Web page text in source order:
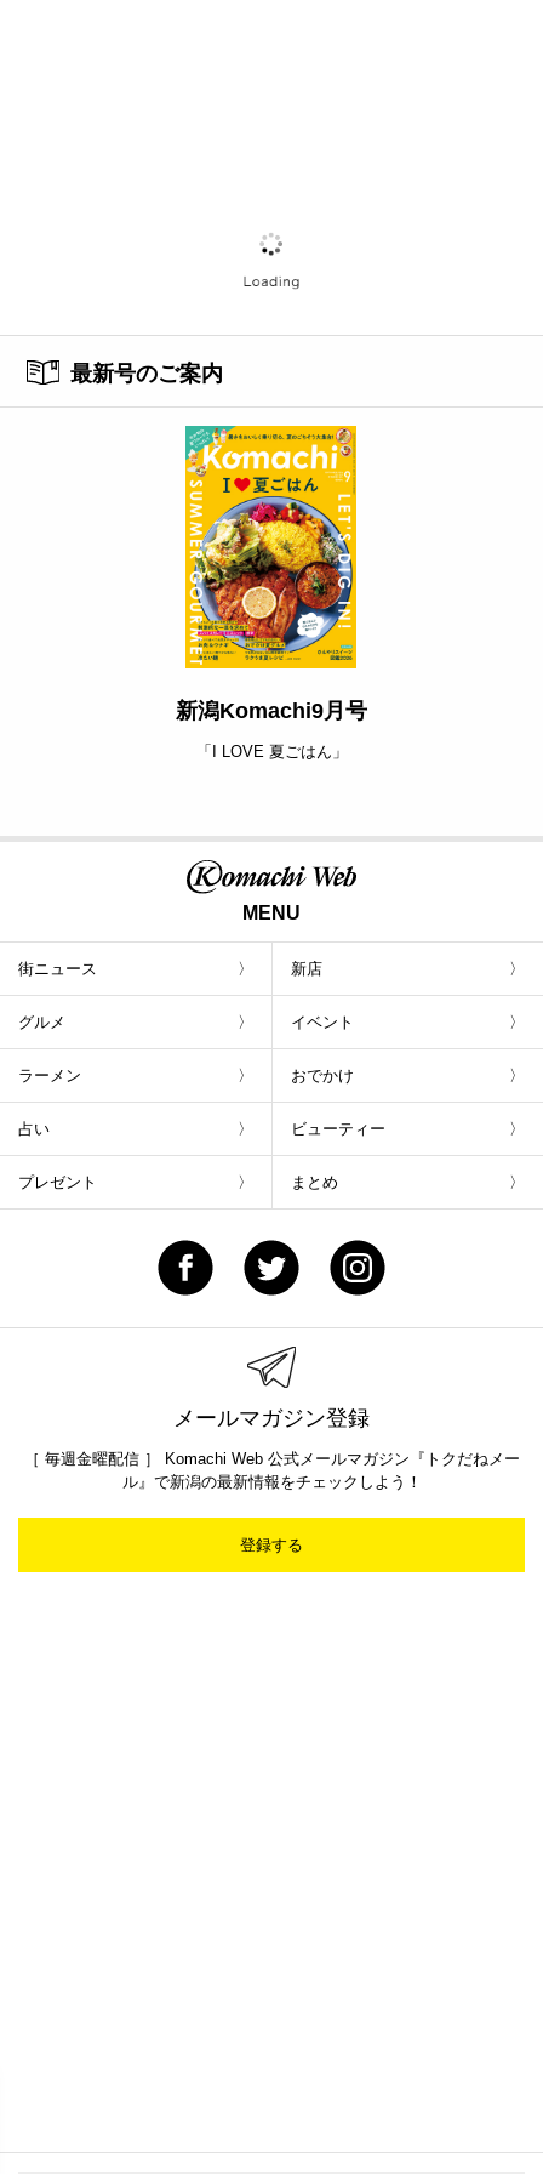
最新号のご案内
新潟Komachi9月号
「I LOVE 夏ごはん」
MENU
街ニュース 新店
グルメ イベント
ラーメン おでかけ
占い ビューティー
プレゼント まとめ
メールマガジン登録
［ 毎週金曜配信 ］ Komachi Web 公式メールマガジン『トクだねメー
ル』で新潟の最新情報をチェックしよう！
登録する